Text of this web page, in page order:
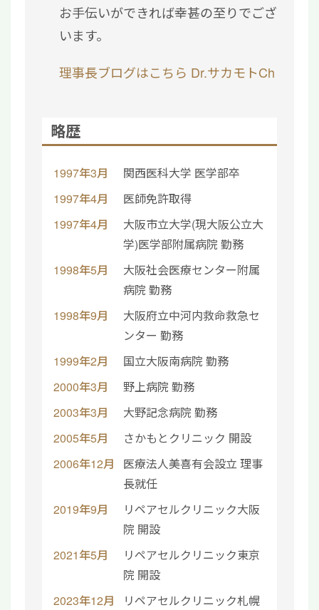
お手伝いができれば幸甚の至りでござ
います。
理事長ブログはこちら Dr.サカモトCh
略歴
1997年3月
関西医科大学 医学部卒
1997年4月
医師免許取得
1997年4月
大阪市立大学(現大阪公立大
学)医学部附属病院 勤務
1998年5月
大阪社会医療センター附属
病院 勤務
1998年9月
大阪府立中河内救命救急セ
ンター 勤務
1999年2月
国立大阪南病院 勤務
2000年3月
野上病院 勤務
2003年3月
大野記念病院 勤務
2005年5月
さかもとクリニック 開設
2006年12月
医療法人美喜有会設立 理事
長就任
2019年9月
リペアセルクリニック大阪
院 開設
2021年5月
リペアセルクリニック東京
院 開設
2023年12月
リペアセルクリニック札幌